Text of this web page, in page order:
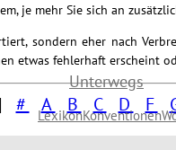
Unterwegs
LexikonKonventionen
je mehr Sie sich an
sondern eher nach
etwas fehlerhaft erscheint
| # A B C D F